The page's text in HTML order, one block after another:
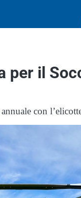
per il
con